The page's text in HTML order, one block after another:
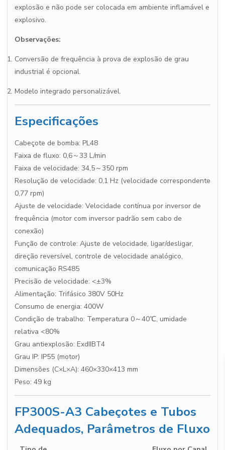
explosão e não pode ser colocada em ambiente inflamável e
explosivo.
Observações:
Conversão de frequência à prova de explosão de grau
industrial é opcional.
Modelo integrado personalizável.
Especificações
Cabeçote de bomba: PL48
Faixa de fluxo: 0,6～33 L/min
Faixa de velocidade: 34,5～350 rpm
Resolução de velocidade: 0,1 Hz (velocidade correspondente
0,77 rpm)
Ajuste de velocidade: Velocidade contínua por inversor de
frequência (motor com inversor padrão sem cabo de
conexão)
Função de controle: Ajuste de velocidade, ligar/desligar,
direção reversível, controle de velocidade analógico,
comunicação RS485
Precisão de velocidade: <±3%
Alimentação: Trifásico 380V 50Hz
Consumo de energia: 400W
Condição de trabalho: Temperatura 0～40℃, umidade
relativa <80%
Grau antiexplosão: ExdIIBT4
Grau IP: IP55 (motor)
Dimensões (C×L×A): 460×330×413 mm
Peso: 49 kg
FP300S-A3 Cabeçotes e Tubos
Adequados, Parâmetros de Fluxo